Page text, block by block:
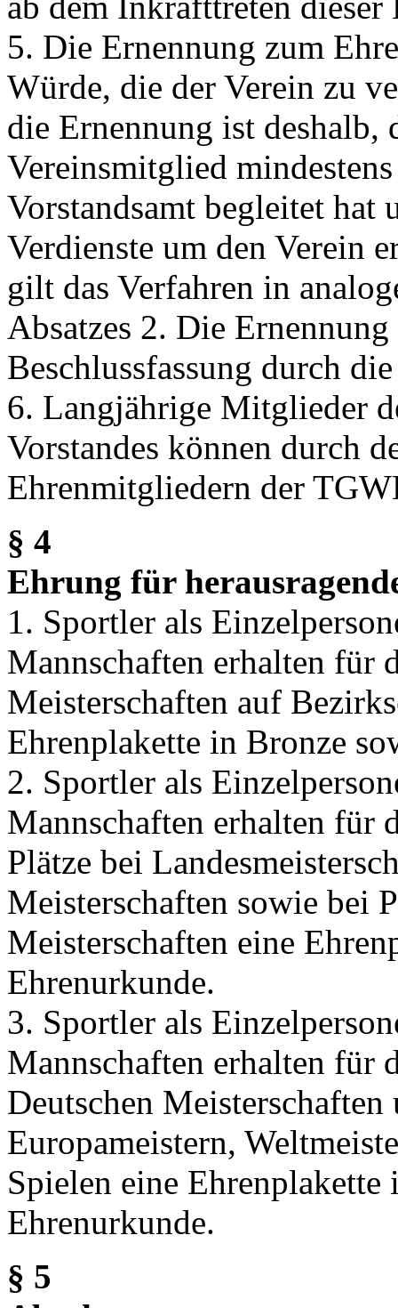
5. Die Ernennung zum
Würde, die der Verein zu
die Ernennung ist deshalb,
Vereinsmitglied
Vorstandsamt begleitet hat
Verdienste um den Verein
gilt das Verfahren in
Absatzes 2. Die
Beschlussfassung durch
6. Langjährige Mitglieder
Vorstandes können durch
Ehrenmitgliedern der
§ 4
Ehrung für
1. Sportler als
Mannschaften erhalten für
Meisterschaften auf
Ehrenplakette in Bronze
2. Sportler als
Mannschaften erhalten für
Plätze bei
Meisterschaften sowie bei
Meisterschaften eine
Ehrenurkunde.
3. Sportler als
Mannschaften erhalten für
Deutschen
Europameistern,
Spielen eine
Ehrenurkunde.
§ 5